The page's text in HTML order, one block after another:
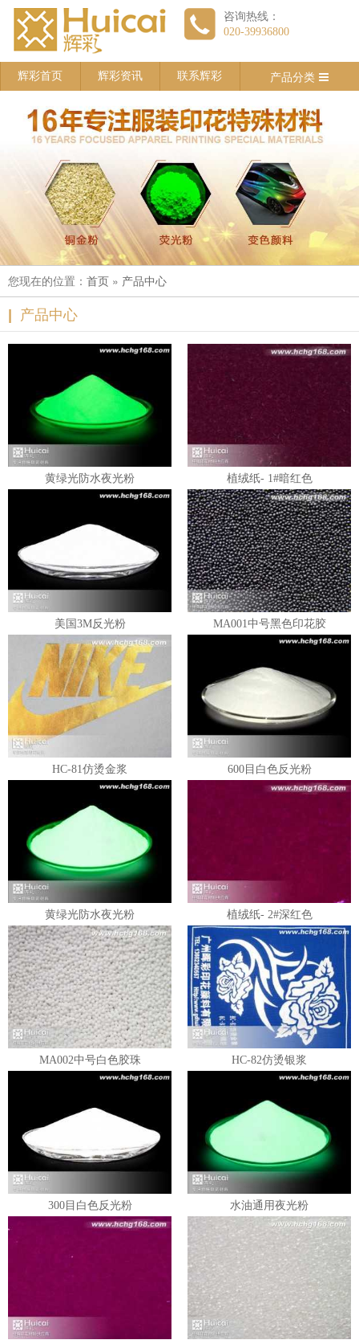
咨询热线：
020-39936800
辉彩首页 辉彩资讯 联系辉彩 产品分类
您现在的位置： 首页 » 产品中心
| 产品中心
黄绿光防水夜光粉 植绒纸- 1#暗红色
美国3M反光粉 MA001中号黑色印花胶
HC-81仿烫金浆 600目白色反光粉
黄绿光防水夜光粉 植绒纸- 2#深红色
MA002中号白色胶珠 HC-82仿烫银浆
300目白色反光粉 水油通用夜光粉